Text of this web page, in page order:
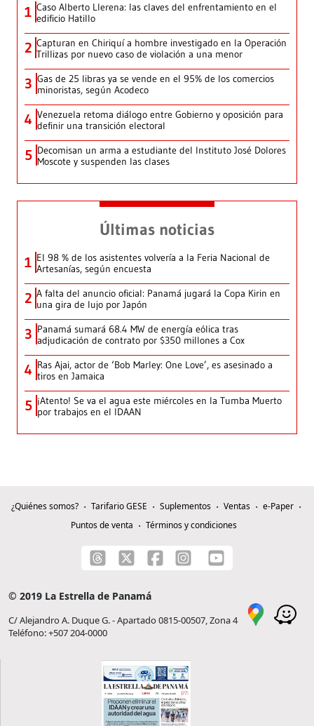
1 Caso Alberto Llerena: las claves del enfrentamiento en el
edificio Hatillo
2 Capturan en Chiriquí a hombre investigado en la Operación
Trillizas por nuevo caso de violación a una menor
3 Gas de 25 libras ya se vende en el 95% de los comercios
minoristas, según Acodeco
4 Venezuela retoma diálogo entre Gobierno y oposición para
definir una transición electoral
5 Decomisan un arma a estudiante del Instituto José Dolores
Moscote y suspenden las clases
Últimas noticias
1 El 98 % de los asistentes volvería a la Feria Nacional de
Artesanías, según encuesta
2 A falta del anuncio oficial: Panamá jugará la Copa Kirin en
una gira de lujo por Japón
3 Panamá sumará 68.4 MW de energía eólica tras
adjudicación de contrato por $350 millones a Cox
4 Ras Ajai, actor de ‘Bob Marley: One Love’, es asesinado a
tiros en Jamaica
5 ¡Atento! Se va el agua este miércoles en la Tumba Muerto
por trabajos en el IDAAN
¿Quiénes somos? Tarifario GESE Suplementos Ventas
e-Paper
Puntos de venta
Términos y condiciones
© 2019 La Estrella de Panamá
C/ Alejandro A. Duque G. - Apartado 0815-00507, Zona 4
Teléfono: +507 204-0000